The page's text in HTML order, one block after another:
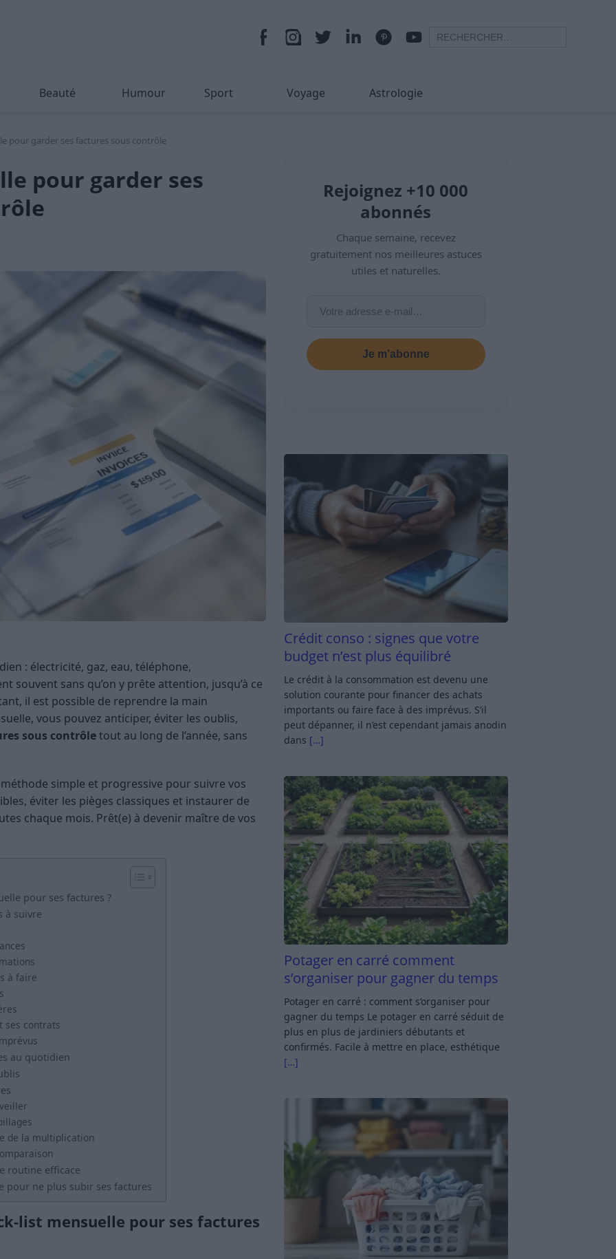
Beauté Humour Sport Voyage Astrologie
pour garder ses factures sous contrôle
pour garder ses
: électricité, gaz, eau, téléphone,
souvent sans qu’on y prête attention, jusqu’à ce
il est possible de reprendre la main
vous pouvez anticiper, éviter les oublis,
sous contrôletout au long de l’année, sans
simple et progressive pour suivre vos
éviter les pièges classiques et instaurer de
chaque mois. Prêt(e) à devenir maître de vos
pour ses factures ?
à suivre
à faire
ses contrats
au quotidien
de la multiplication
routine efficace
pour ne plus subir ses factures
list mensuelle pour ses factures
Rejoignez +10 000
abonnés
Chaque semaine, recevez
gratuitement nos meilleures astuces
utiles et naturelles.
Je m’abonne
Crédit conso : signes que votre
budget n’est plus équilibré
Le crédit à la consommation est devenu une
solution courante pour financer des achats
importants ou faire face à des imprévus. S’il
peut dépanner, il n’est cependant jamais anodin
dans […]
Potager en carré comment
s’organiser pour gagner du temps
Potager en carré : comment s’organiser pour
gagner du temps Le potager en carré séduit de
plus en plus de jardiniers débutants et
confirmés. Facile à mettre en place, esthétique
[…]